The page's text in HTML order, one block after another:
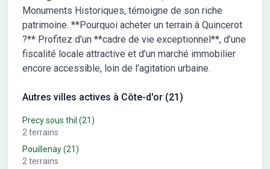
Monuments Historiques, témoigne de son riche
patrimoine. **Pourquoi acheter un terrain à Quincerot
?** Profitez d’un **cadre de vie exceptionnel**, d’une
fiscalité locale attractive et d’un marché immobilier
encore accessible, loin de l’agitation urbaine.
Autres villes actives à Côte-d'or (21)
Precy sous thil (21)
2 terrains
Pouillenay(21)
2 terrains